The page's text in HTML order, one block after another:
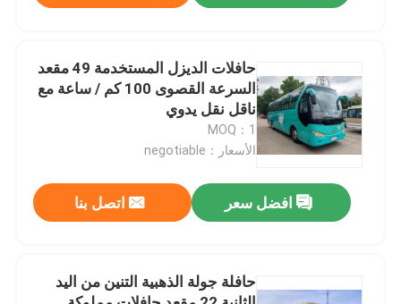
حافلات الديزل المستخدمة 49 مقعد
السرعة القصوى 100 كم / ساعة مع
ناقل نقل يدوي
MOQ：1
الأسعار：negotiable
افضل سعر اتصل بنا
حافلة جولة الذهبية التنين من اليد